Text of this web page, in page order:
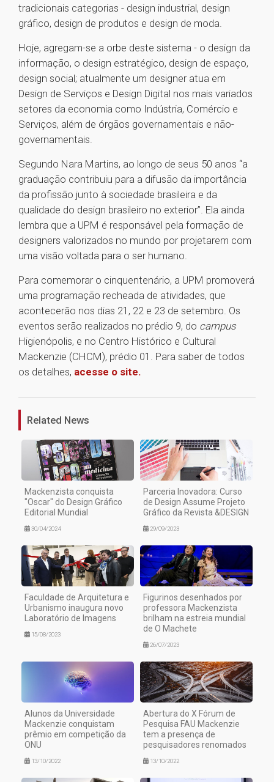
tradicionais categorias - design industrial, design
gráfico, design de produtos e design de moda.
Hoje, agregam-se a orbe deste sistema - o design da
informação, o design estratégico, design de espaço,
design social; atualmente um designer atua em
Design de Serviços e Design Digital nos mais variados
setores da economia como Indústria, Comércio e
Serviços, além de órgãos governamentais e não-
governamentais.
Segundo Nara Martins, ao longo de seus 50 anos “a
graduação contribuiu para a difusão da importância
da profissão junto à sociedade brasileira e da
qualidade do design brasileiro no exterior”. Ela ainda
lembra que a UPM é responsável pela formação de
designers valorizados no mundo por projetarem com
uma visão voltada para o ser humano.
Para comemorar o cinquentenário, a UPM promoverá
uma programação recheada de atividades, que
acontecerão nos dias 21, 22 e 23 de setembro. Os
eventos serão realizados no prédio 9, do campus
Higienópolis, e no Centro Histórico e Cultural
Mackenzie (CHCM), prédio 01. Para saber de todos
os detalhes, acesse o site.
1
Related News
Mackenzista conquista
"Oscar" do Design Gráfico
Editorial Mundial
30/04/2024
Parceria Inovadora: Curso
de Design Assume Projeto
Gráfico da Revista &DESIGN
29/09/2023
Faculdade de Arquitetura e
Urbanismo inaugura novo
Laboratório de Imagens
15/08/2023
Figurinos desenhados por
professora Mackenzista
brilham na estreia mundial
de O Machete
26/07/2023
Alunos da Universidade
Mackenzie conquistam
prêmio em competição da
ONU
13/10/2022
Abertura do X Fórum de
Pesquisa FAU Mackenzie
tem a presença de
pesquisadores renomados
13/10/2022